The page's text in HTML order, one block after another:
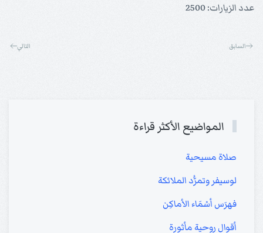
عدد الزيارات: 2500
السابق التالي
المواضيع الأكثر قراءة
صلاة مسيحية
لوسيفر وتمرُّد الملائكة
فهرَس أسْمَاء الأماكِن
أقوال روحية مأثورة